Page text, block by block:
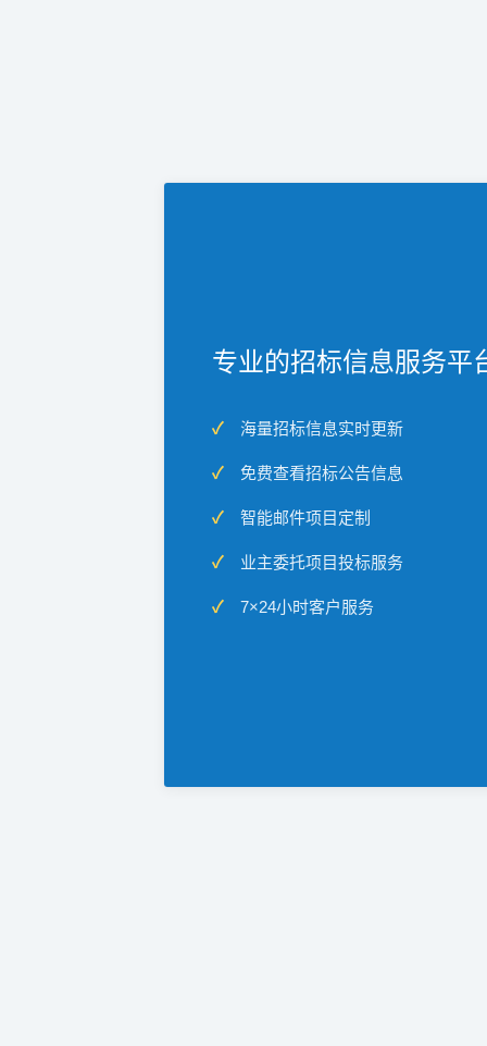
专业的招标信息服务平
海量招标信息实时更新
免费查看招标公告信息
智能邮件项目定制
业主委托项目投标服务
7×24小时客户服务